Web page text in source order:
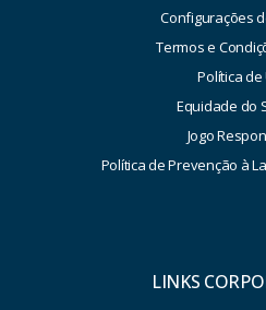
Configurações
Termos e
Política de
Equidade do
Jogo
Política de Prevenção à
LINKS